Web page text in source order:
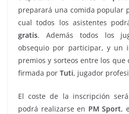
preparará una comida popular
cual todos los asistentes
gratis. Además todos los
obsequio por participar, y un
premios y sorteos entre los que
firmada por Tuti, jugador
El coste de la inscripción
podrá realizarse en PM Sport,